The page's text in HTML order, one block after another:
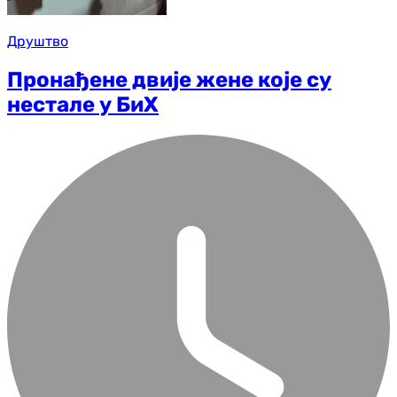
Друштво
Пронађене двије жене које су
нестале у БиХ